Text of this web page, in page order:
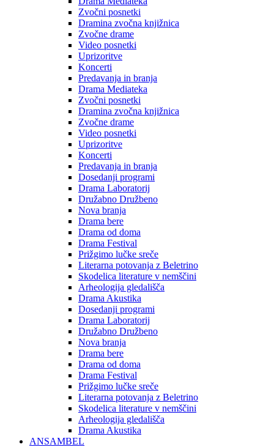
Zvočni posnetki
Dramina zvočna knjižnica
Zvočne drame
Video posnetki
Uprizoritve
Koncerti
Predavanja in branja
Drama Mediateka
Zvočni posnetki
Dramina zvočna knjižnica
Zvočne drame
Video posnetki
Uprizoritve
Koncerti
Predavanja in branja
Dosedanji programi
Drama Laboratorij
Družabno Družbeno
Nova branja
Drama bere
Drama od doma
Drama Festival
Prižgimo lučke sreče
Literarna potovanja z Beletrino
Skodelica literature v nemščini
Arheologija gledališča
Drama Akustika
Dosedanji programi
Drama Laboratorij
Družabno Družbeno
Nova branja
Drama bere
Drama od doma
Drama Festival
Prižgimo lučke sreče
Literarna potovanja z Beletrino
Skodelica literature v nemščini
Arheologija gledališča
Drama Akustika
ANSAMBEL